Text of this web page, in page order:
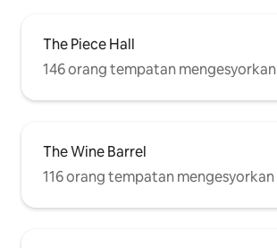
The Piece Hall
146 orang tempatan mengesyorkan
The Wine Barrel
116 orang tempatan mengesyorkan